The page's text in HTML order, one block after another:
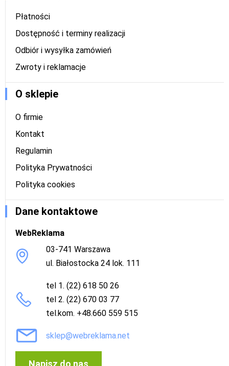
Płatności
Dostępność i terminy realizacji
Odbiór i wysyłka zamówień
Zwroty i reklamacje
O sklepie
O firmie
Kontakt
Regulamin
Polityka Prywatności
Polityka cookies
Dane kontaktowe
WebReklama
03-741 Warszawa
ul. Białostocka 24 lok. 111
tel 1. (22) 618 50 26
tel 2. (22) 670 03 77
tel.kom. +48.660 559 515
sklep@webreklama.net
Napisz do nas